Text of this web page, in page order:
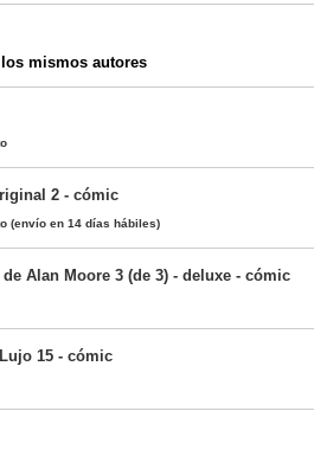
mismos autores
2 - cómic
(envío en 14 días hábiles)
Alan Moore 3 (de 3) - deluxe - cómic
15 - cómic